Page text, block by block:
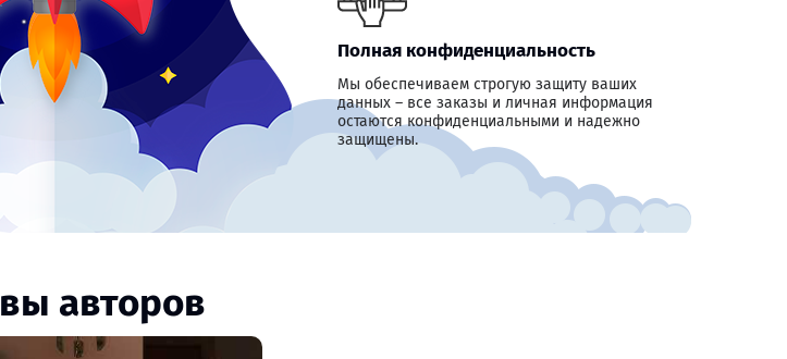
Полная конфиденциальность
Мы обеспечиваем строгую защиту ваших
данных – все заказы и личная информация
остаются конфиденциальными и надежно
защищены.
авторов